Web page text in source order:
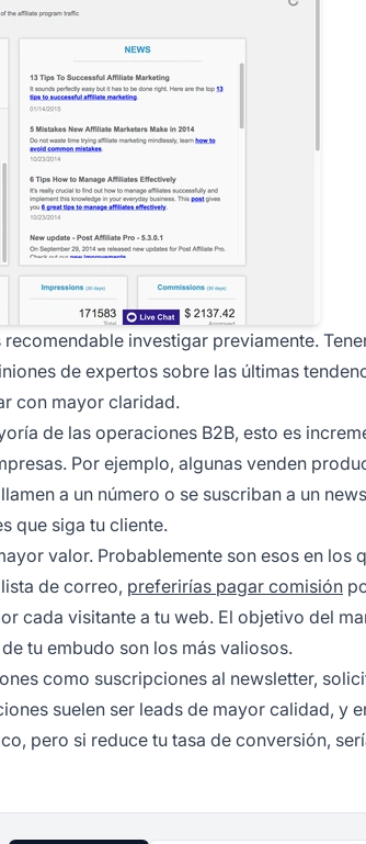
recomendable investigar previamente.
de expertos sobre las últimas
con mayor claridad.
de las operaciones B2B, esto es
Por ejemplo, algunas venden
a un número o se suscriban a un
que siga tu cliente.
valor. Probablemente son esos en los
de correo, preferirías pagar comisión
cada visitante a tu web. El objetivo del
tu embudo son los más valiosos.
como suscripciones al newsletter,
suelen ser leads de mayor calidad, y
pero si reduce tu tasa de conversión,